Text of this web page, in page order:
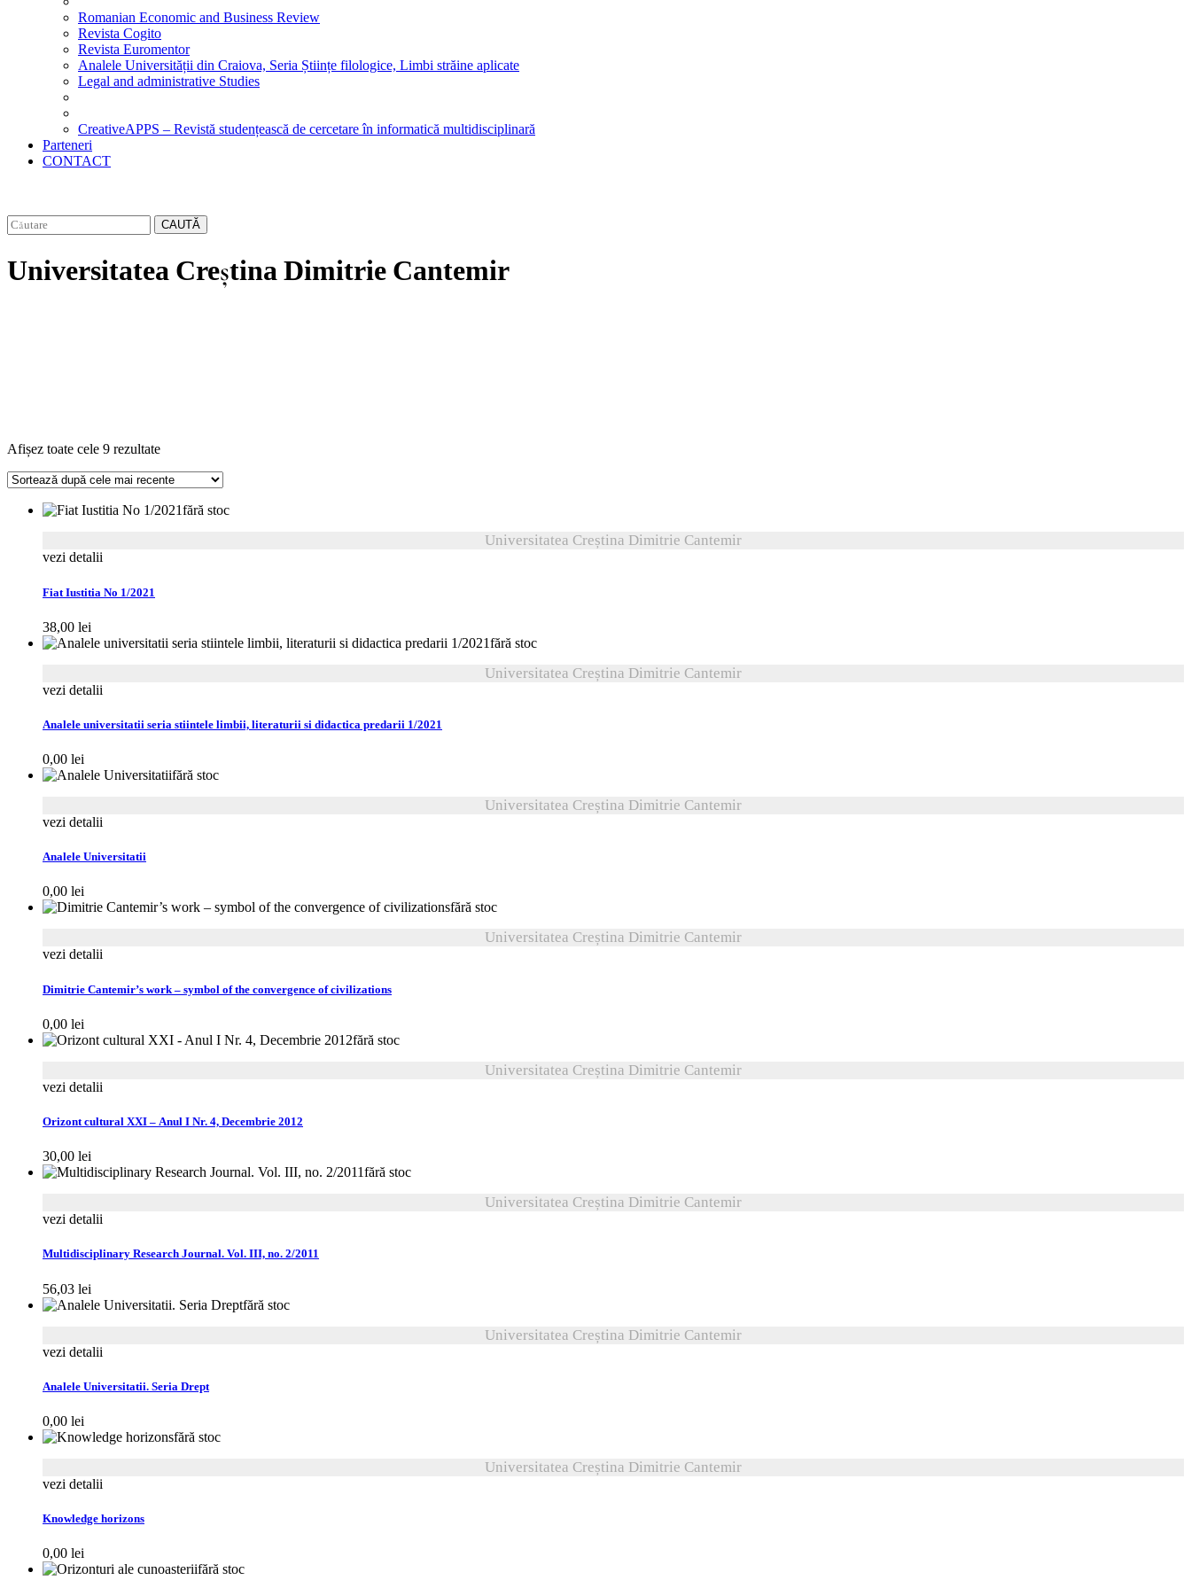
Romanian Economic and Business Review
Revista Cogito
Revista Euromentor
Analele Universității din Craiova, Seria Științe filologice, Limbi străine aplicate
Legal and administrative Studies
CreativeAPPS – Revistă studențească de cercetare în informatică multidisciplinară
Parteneri
CONTACT
CAUTĂ
Universitatea Creștina Dimitrie Cantemir
Afișez toate cele 9 rezultateSortat
cele
recentefără stoc
Universitatea Creștina Dimitrie Cantemir
vezi detalii
Fiat Iustitia No 1/2021
38,00 lei
fără stoc
Universitatea Creștina Dimitrie Cantemir
vezi detalii
Analele universitatii seria stiintele limbii, literaturii si didactica predarii 1/2021
0,00 lei
fără stoc
Universitatea Creștina Dimitrie Cantemir
vezi detalii
Analele Universitatii
0,00 lei
fără stoc
Universitatea Creștina Dimitrie Cantemir
vezi detalii
Dimitrie Cantemir’s work – symbol of the convergence of civilizations
0,00 lei
fără stoc
Universitatea Creștina Dimitrie Cantemir
vezi detalii
Orizont cultural XXI – Anul I Nr. 4, Decembrie 2012
30,00 lei
fără stoc
Universitatea Creștina Dimitrie Cantemir
vezi detalii
Multidisciplinary Research Journal. Vol. III, no. 2/2011
56,03 lei
fără stoc
Universitatea Creștina Dimitrie Cantemir
vezi detalii
Analele Universitatii. Seria Drept
0,00 lei
fără stoc
Universitatea Creștina Dimitrie Cantemir
vezi detalii
Knowledge horizons
0,00 lei
fără stoc